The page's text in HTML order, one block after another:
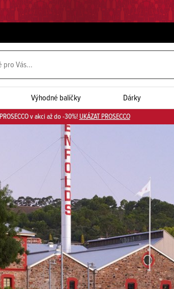
Výhodné balíčky Dárky
PROSECCO v akci až do -30%! UKÁZAT PROSECCO